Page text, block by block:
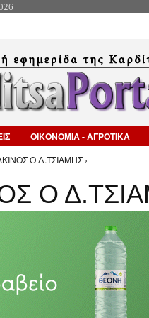
ΟΙΚΟΝΟΜΙΑ - ΑΓΡΟΤΙΚΑ
Ο Δ.ΤΣΙΑΜΗΣ ›
Ο